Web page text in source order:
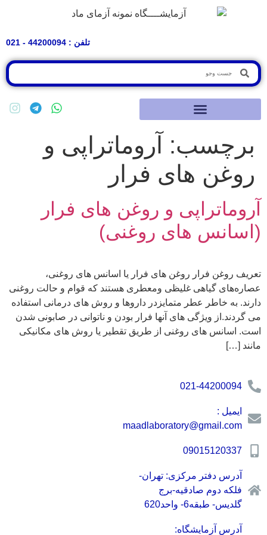
تلفن : 44200094 - 021
برچسب:
آروماتراپی و
روغن های فرار
آروماتراپی و روغن های فرار
(اسانس های روغنی)
تعریف روغن فرار روغن های فرار یا اسانس های روغنی،
عصاره‌های گیاهی غلیظی ومعطری هستند که قوام و حالت روغنی
دارند. به خاطر عطر متمایزدر داروها و روش های درمانی استفاده
می گردند.از ویژگی های آنها فرار بودن و ناتوانی در صابونی شدن
است. اسانس های روغنی از طریق تقطیر یا روش های مکانیکی
مانند […]
021-44200094
ایمیل :
maadlaboratory@gmail.com
09015120337
آدرس دفتر مرکزی: تهران-
فلکه دوم صادقیه-برج
گلدیس- طبقه6- واحد620
آدرس آزمایشگاه: